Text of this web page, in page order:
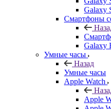
Galaxy
Смартфоны
Galaxy
Умные часы
Назад
Умные часы
Apple Watch
Apple